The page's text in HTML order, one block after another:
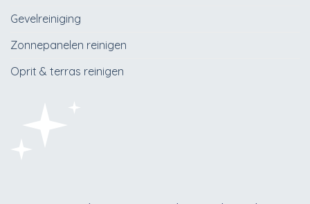
Gevelreiniging
Zonnepanelen reinigen
Oprit & terras reinigen